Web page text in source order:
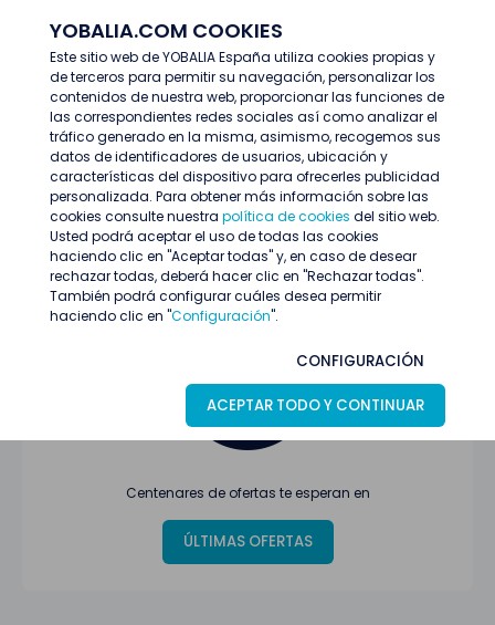
YOBALIA.COM COOKIES
Este sitio web de YOBALIA España utiliza cookies propias y
de terceros para permitir su navegación, personalizar los
contenidos de nuestra web, proporcionar las funciones de
las correspondientes redes sociales así como analizar el
tráfico generado en la misma, asimismo, recogemos sus
datos de identificadores de usuarios, ubicación y
características del dispositivo para ofrecerles publicidad
personalizada. Para obtener más información sobre las
cookies consulte nuestra política de cookies del sitio web.
Usted podrá aceptar el uso de todas las cookies
haciendo clic en "Aceptar todas" y, en caso de desear
rechazar todas, deberá hacer clic en "Rechazar todas".
También podrá configurar cuáles desea permitir
haciendo clic en "Configuración".
CONFIGURACIÓN
ACEPTAR TODO Y CONTINUAR
Últimas ofertas
Oferta no encontrada o ha finalizado su
proceso de selección
Centenares de ofertas te esperan en
ÚLTIMAS OFERTAS